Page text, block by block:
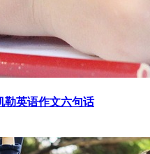
勒英语作文六句话